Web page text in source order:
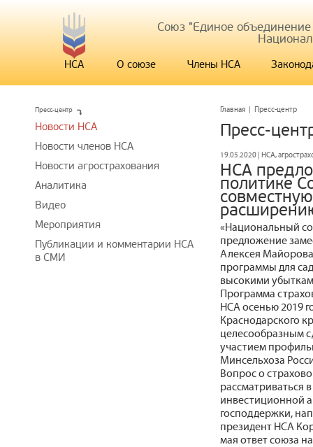
Союз "Единое
НСА О союзе Члены НСА
Главная | Пресс-центр
Пресс-
19.05.2020 | НСА,
НСА
политике
«Национальный
предложение
Алексея
программы для
высокими
Программа
НСА осенью 2019
Краснодарского
целесообразным
участием
Минсельхоза
Вопрос о
рассматриваться
инвестиционной
господдержки,
президент НСА
мая ответ союза
Пресс-центр
Новости НСА
Новости членов НСА
Новости агрострахования
Аналитика
Видео
Мероприятия
Публикации и комментарии НСА
в СМИ